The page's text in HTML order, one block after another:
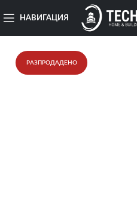
НАВИГАЦИЯ
РАЗПРОДАДЕНО